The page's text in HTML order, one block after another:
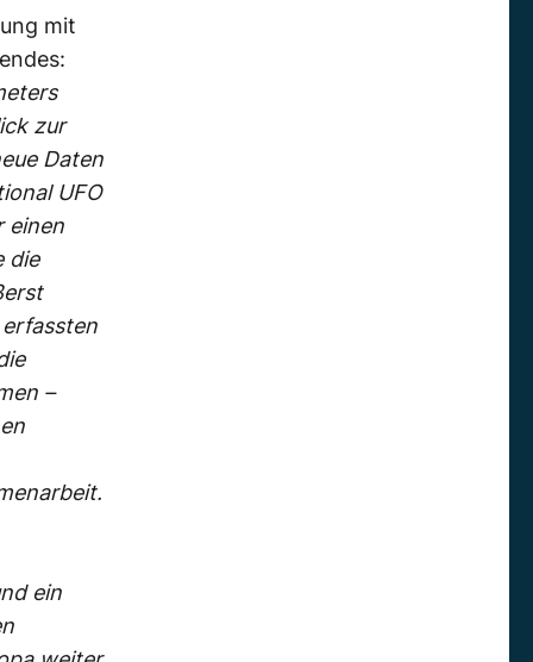
mit
zur
Daten
UFO
einen
die
–
ein